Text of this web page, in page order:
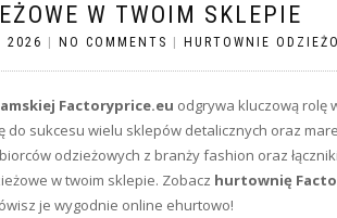
W TWOIM SKLEPIE
2026 NO COMMENTS HURTOWNIE
Factoryprice.eu odgrywa kluczową rolę
do sukcesu wielu sklepów detalicznych oraz
odzieżowych z branży fashion oraz
w twoim sklepie. Zobacz hurtownię
je wygodnie online ehurtowo!